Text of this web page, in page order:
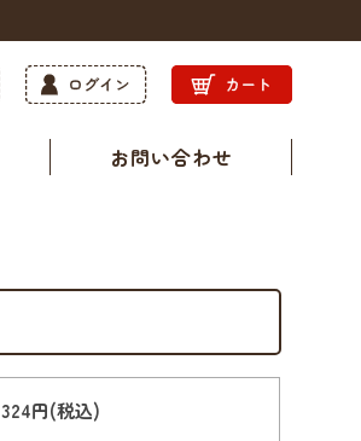
お問い合わせ
324円(税込)